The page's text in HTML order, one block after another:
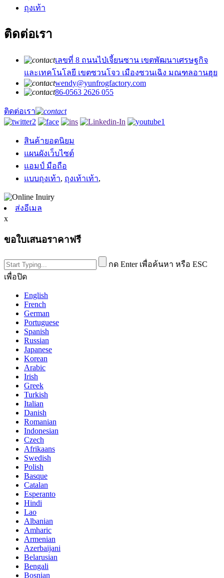
ถุงเท้า
ติดต่อเรา
เลขที่ 8 ถนนไป่เจี้ยนซาน เขตพัฒนาเศรษฐกิจ
และเทคโนโลยี เขตซวนโจว เมืองซวนเฉิง มณฑลอานฮุย
wendy@yunfrogfactory.com
86-0563 2626 055
ติดต่อเรา
สินค้ายอดนิยม
แผนผังเว็บไซต์
แอมป์ มือถือ
แบบถุงเท้า, ถุงเท้าเท้า,
ส่งอีเมล
x
ขอใบเสนอราคาฟรี
กด Enter เพื่อค้นหา หรือ ESC
เพื่อปิด
English
French
German
Portuguese
Spanish
Russian
Japanese
Korean
Arabic
Irish
Greek
Turkish
Italian
Danish
Romanian
Indonesian
Czech
Afrikaans
Swedish
Polish
Basque
Catalan
Esperanto
Hindi
Lao
Albanian
Amharic
Armenian
Azerbaijani
Belarusian
Bengali
Bosnian